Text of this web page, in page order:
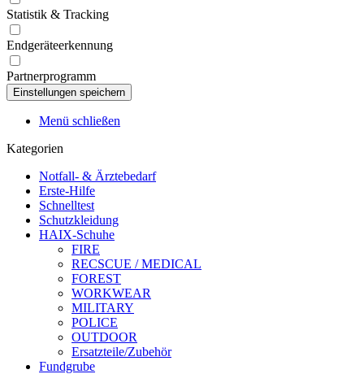
Statistik & Tracking
Endgeräteerkennung
Partnerprogramm
Menü schließen
Kategorien
Notfall- & Ärztebedarf
Erste-Hilfe
Schnelltest
Schutzkleidung
HAIX-Schuhe
FIRE
RECSCUE / MEDICAL
FOREST
WORKWEAR
MILITARY
POLICE
OUTDOOR
Ersatzteile/Zubehör
Fundgrube